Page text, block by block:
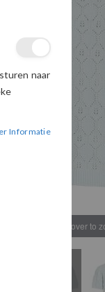
Hover to
naar
Informatie